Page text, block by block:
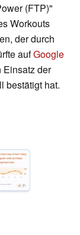
(FTP)"
Workouts
der durch
aufGoogle
Einsatz der
bestätigt hat.